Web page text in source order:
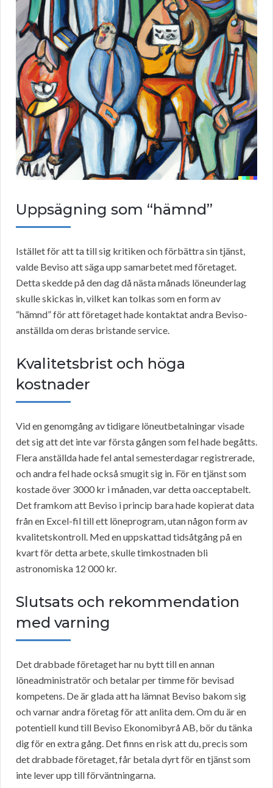
Uppsägning som “hämnd”
Istället för att ta till sig kritiken och förbättra sin tjänst,
valde Beviso att säga upp samarbetet med företaget.
Detta skedde på den dag då nästa månads löneunderlag
skulle skickas in, vilket kan tolkas som en form av
“hämnd” för att företaget hade kontaktat andra Beviso-
anställda om deras bristande service.
Kvalitetsbrist och höga
kostnader
Vid en genomgång av tidigare löneutbetalningar visade
det sig att det inte var första gången som fel hade begåtts.
Flera anställda hade fel antal semesterdagar registrerade,
och andra fel hade också smugit sig in. För en tjänst som
kostade över 3000 kr i månaden, var detta oacceptabelt.
Det framkom att Beviso i princip bara hade kopierat data
från en Excel-fil till ett löneprogram, utan någon form av
kvalitetskontroll. Med en uppskattad tidsåtgång på en
kvart för detta arbete, skulle timkostnaden bli
astronomiska 12 000 kr.
Slutsats och rekommendation
med varning
Det drabbade företaget har nu bytt till en annan
löneadministratör och betalar per timme för bevisad
kompetens. De är glada att ha lämnat Beviso bakom sig
och varnar andra företag för att anlita dem. Om du är en
potentiell kund till Beviso Ekonomibyrå AB, bör du tänka
dig för en extra gång. Det finns en risk att du, precis som
det drabbade företaget, får betala dyrt för en tjänst som
inte lever upp till förväntningarna.